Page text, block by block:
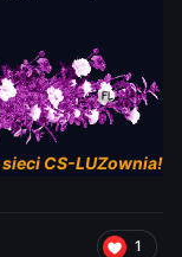
sieci CS-LUZownia!
1